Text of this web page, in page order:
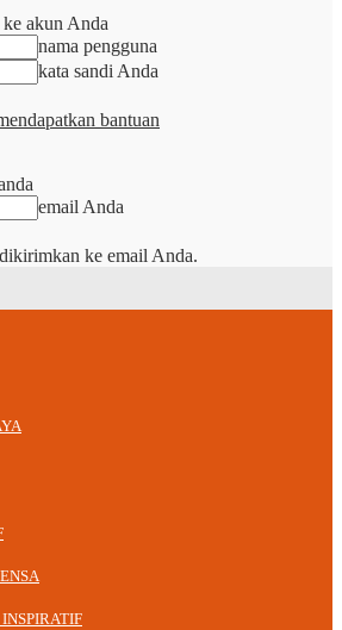
akun Anda
nama pengguna
kata sandi Anda
bantuan
email Anda
ke email Anda.